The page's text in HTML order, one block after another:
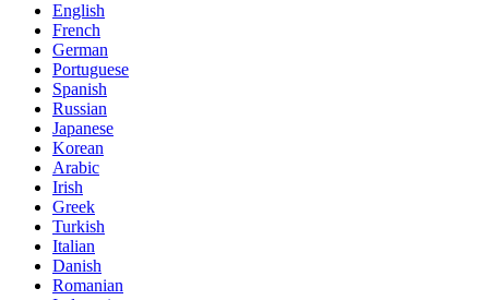
English
French
German
Portuguese
Spanish
Russian
Japanese
Korean
Arabic
Irish
Greek
Turkish
Italian
Danish
Romanian